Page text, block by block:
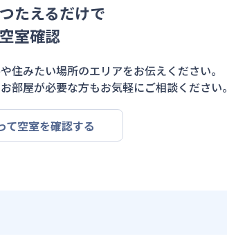
たえるだけで
室確認
住みたい場所のエリアをお伝えください。
部屋が必要な方もお気軽にご相談ください。
て空室を確認する